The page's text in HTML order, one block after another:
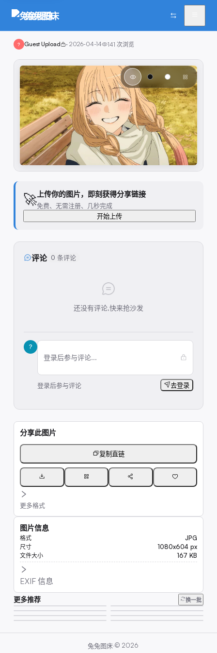
兔兔图床
? Guest Upload · 2026-04-14 141 次浏览
🚀 上传你的图片，即刻获得分享链接
免费、无需注册、几秒完成
开始上传
评论 0 条评论
还没有评论,快来抢沙发
?
登录后参与评论...
登录后参与评论 去登录
分享此图片
复制直链
更多格式
图片信息
格式 JPG
尺寸 1080x604 px
文件大小 167 KB
EXIF 信息
更多推荐 换一批
7.8K
7.5K
7.4K
310K
62K
20K
17K
兔兔图床·© 2026